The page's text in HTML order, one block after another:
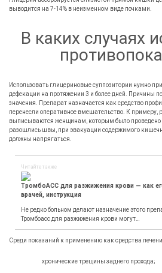
выводится на 7-14% в неизменном виде почками.
В каких случаях
Использовать глицериновые суппозитории нужно
дефекации на протяжении 3 и более дней. Причины
значения. Препарат назначается как средство
перенесли оперативное вмешательство. К примеру,
выписываются женщинам, которым было проведено
разошлись швы, при эвакуации содержимого
должны напрягаться.
Читайте также
ТромбоАСС для разжижения крови — как
врачей, инструкция
Не редко больном делают назначение этого
Тромбоасс для разжижения крови могут…
Среди показаний к применению как средства
хронические трещины заднего прохода;